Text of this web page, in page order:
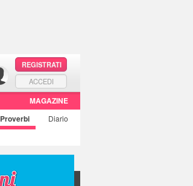
REGISTRATI
ACCEDI
MAGAZINE
Proverbi
Diario